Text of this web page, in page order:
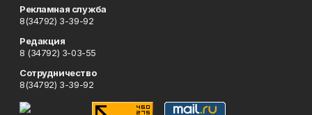
Рекламная служба
8(34792) 3-39-92
Редакция
8 (34792) 3-03-55
Сотрудничество
8(34792) 3-39-92